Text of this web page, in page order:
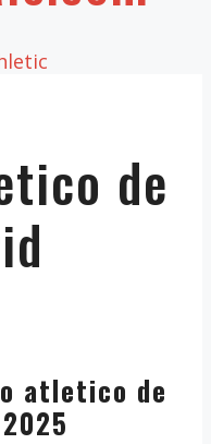
de
atletico de